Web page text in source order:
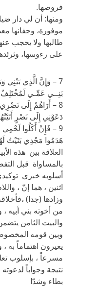
فروصها.
ومنها: أن لي دار
موفورة، وجفانها
طالبها ولا يحجب
على رءوسها،
7 – وَإِنَّ الَّذِي بَيْنِي
بَنِــي عَمِّـي
8 – أَرَاهُمْ إِلَى
دَعَوْنِي إِلَى نَصْرٍ
9 – فَإِنْ أَكَلُوا
هَدَمُوا مَجْدِي بَنَيْتُ
العلاقة بين هذه
بالمساواة قبل
أسلوبه خبري
اثنين ، هما إنّ ،
وزادها (جدا)
من أخوته بني أبيه ،
والبيت الثامن
وبين قومه
يعيرون اهتماماً به
مسرعاً ، بإسلوب
نتيجة وجواباً
بطاء وشدّا